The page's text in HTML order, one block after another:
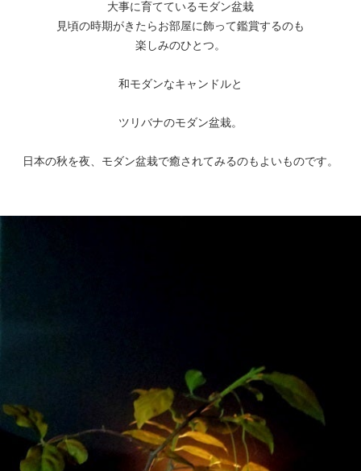
大事に育てているモダン盆栽
見頃の時期がきたらお部屋に飾って鑑賞するのも
楽しみのひとつ。
和モダンなキャンドルと
ツリバナのモダン盆栽。
日本の秋を夜、モダン盆栽で癒されてみるのもよいものです。